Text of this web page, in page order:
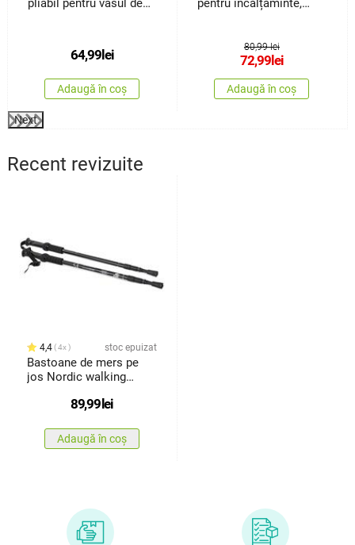
pliabil pentru vasul de
64,99lei
Adaugă în coș
pentru încălțăminte,
80,99 lei
72,99lei
Adaugă în coș
Next
Recent revizuite
4,4 4x stoc epuizat
Bastoane de mers pe
jos Nordic walking
89,99 lei
Adaugă în coș